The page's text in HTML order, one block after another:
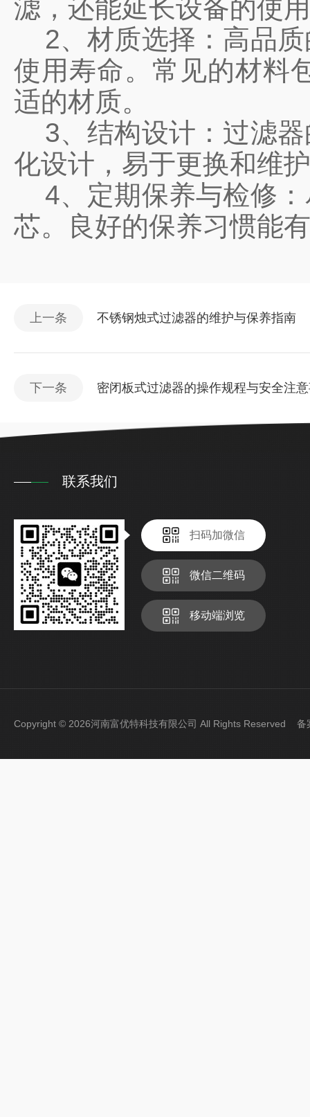
滤，还能延长设备的使
2、材质选择：高品质
使用寿命。常见的材料
适的材质。
3、结构设计：过滤器
化设计，易于更换和维
4、定期保养与检修：
芯。良好的保养习惯能
上一条 不锈钢烛式过滤器的维护与保养指南
下一条 密闭板式过滤器的操作规程与安全注
联系我们
扫码加微信
微信二维码
移动端浏览
Copyright © 2026河南富优特科技有限公司 All Rights Reserved 备